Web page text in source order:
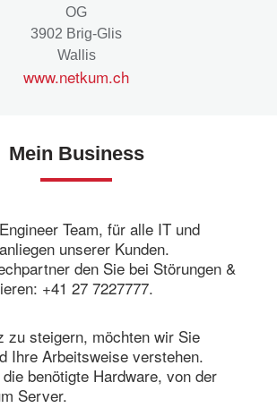
OG
3902 Brig-Glis
Wallis
www.netkum.ch
Mein Business
Team, für alle IT und
unserer Kunden.
den Sie bei Störungen &
+41 27 7227777.
zu steigern, möchten wir Sie
Ihre Arbeitsweise verstehen.
benötigte Hardware, von der
Server.